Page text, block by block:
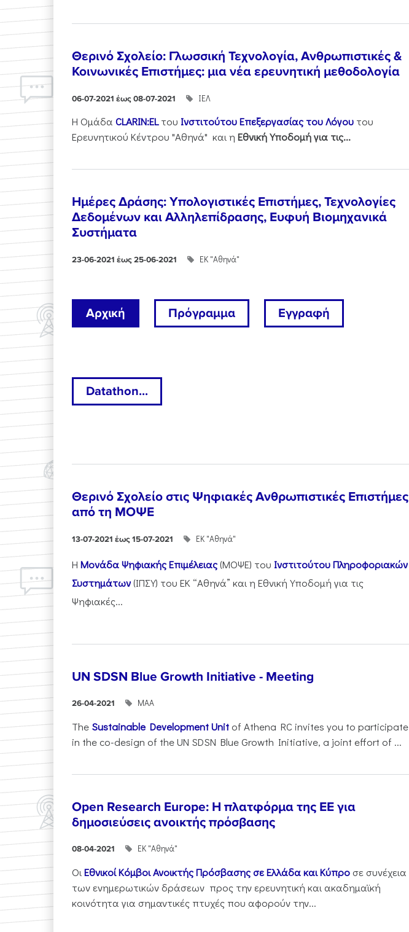
Θερινό Σχολείο: Γλωσσική Τεχνολογία, Ανθρωπιστικές &
Κοινωνικές Επιστήμες: μια νέα ερευνητική μεθοδολογία
06-07-2021 έως 08-07-2021 ΙΕΛ
Η Ομάδα CLARIN:ELτου Ινστιτούτου Επεξεργασίας του Λόγου του
Ερευνητικού Κέντρου "Αθηνά" και η Εθνική Υποδομή για τις...
Ημέρες Δράσης: Υπολογιστικές Επιστήμες, Τεχνολογίες
Δεδομένων και Αλληλεπίδρασης, Ευφυή Βιομηχανικά
Συστήματα
23-06-2021 έως 25-06-2021 ΕΚ "Αθηνά"
Αρχική Πρόγραμμα Εγγραφή
Datathon...
Θερινό Σχολείο στις Ψηφιακές Ανθρωπιστικές Επιστήμες
από τη ΜΟΨΕ
13-07-2021 έως 15-07-2021 ΕΚ "Αθηνά"
Η Μονάδα Ψηφιακής Επιμέλειας(ΜΟΨΕ) του Ινστιτούτου Πληροφοριακών
Συστημάτων(ΙΠΣΥ) του ΕΚ “Αθηνά” και η Εθνική Υποδομή για τις
Ψηφιακές...
UN SDSN Blue Growth Initiative - Meeting
26-04-2021 ΜΑΑ
The Sustainable Development Unit of Athena RC invites you to participate
in the co-design of the UN SDSN Blue Growth Initiative, a joint effort of ...
Open Research Europe: Η πλατφόρμα της ΕΕ για
δημοσιεύσεις ανοικτής πρόσβασης
08-04-2021 ΕΚ "Αθηνά"
Οι Εθνικοί Κόμβοι Ανοικτής Πρόσβασης σε Ελλάδα και Κύπρο σε συνέχεια
των ενημερωτικών δράσεων προς την ερευνητική και ακαδημαϊκή
κοινότητα για σημαντικές πτυχές που αφορούν την...